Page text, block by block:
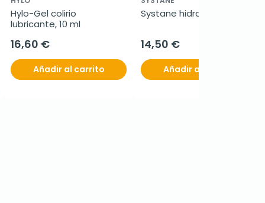
Hylo-Gel colirio
lubricante, 10 ml
16,60 €
Añadir al carrito
Systane hidratación, 10 ml
14,50 €
Añadir al carrito